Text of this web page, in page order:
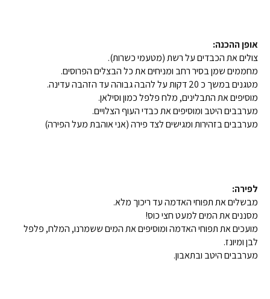
אופן ההכנה:
צולים את הכבדים על רשת (מטעמי כשרות).
מחממים שמן בסיר רחב ומניחים את כל הבצלים הפרוסים.
מטגנים במשך כ 20 דקות על להבה גבוהה עד הזהבה עדינה.
מוסיפים את התבלינים, מלח פלפל כמון וסילאן.
מערבבים היטב ומוסיפים את כבדי העוף הצלויים.
מערבבים בזהירות ומגישים לצד פירה (אני אוהבת מעל הפירה)
לפירה:
מבשלים את תפוחי האדמה עד ריכוך מלא.
מסננים את המים למעט חצי כוס!
מועכים את תפוחי האדמה ומוסיפים את המים ששמרנו, המלח, פלפל
לבן ומיונז.
מערבבים היטב ובתאבון.